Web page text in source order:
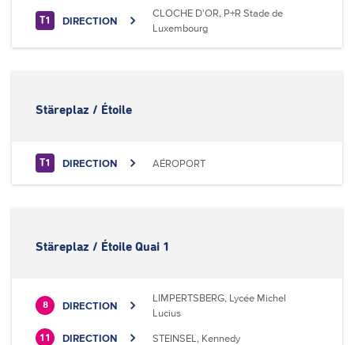
T1 DIRECTION
CLOCHE D'OR, P+R Stade de
Luxembourg
Stäreplaz / Étoile
T1 DIRECTION AÉROPORT
Stäreplaz / Étoile Quai 1
8 DIRECTION
LIMPERTSBERG, Lycée Michel
Lucius
11 DIRECTION STEINSEL, Kennedy